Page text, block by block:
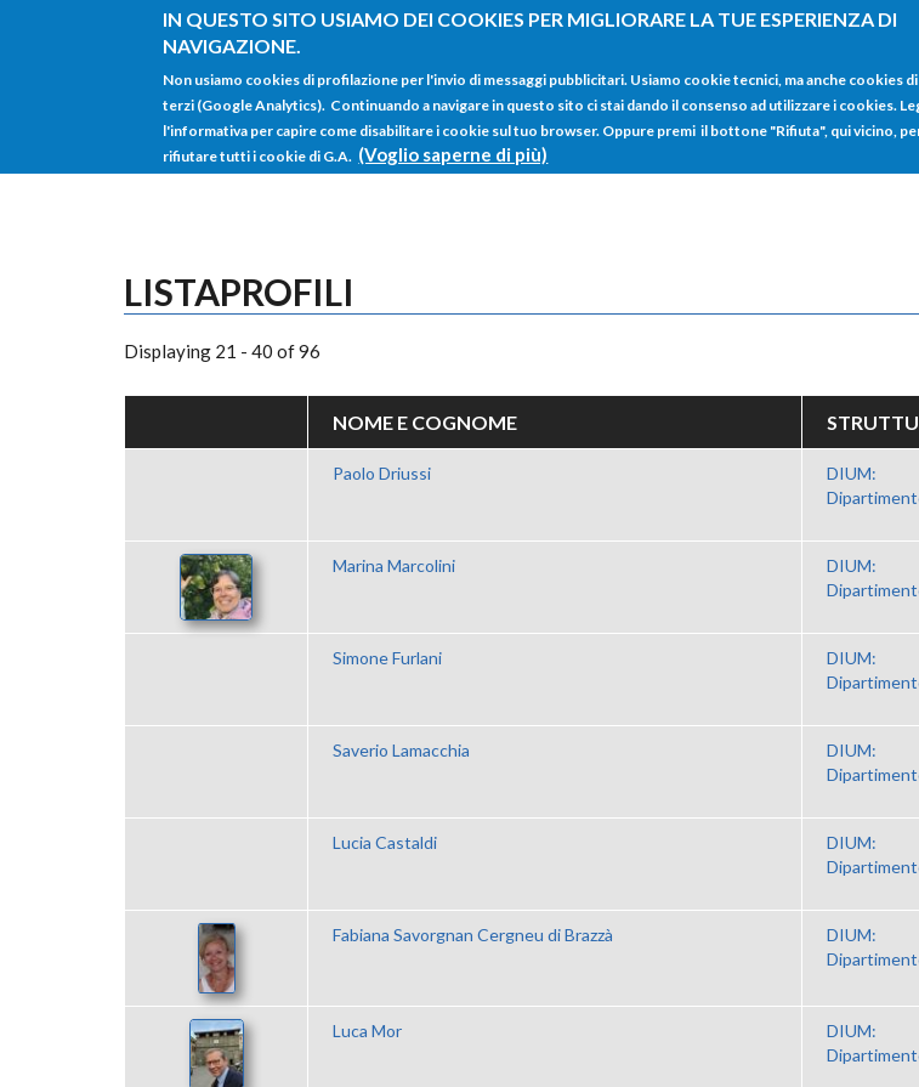
IN QUESTO SITO USIAMO DEI COOKIES PER MIGLIORARE LA TUE ESPERIENZA DI
NAVIGAZIONE.
Non usiamo cookies di profilazione per l'invio di messaggi pubblicitari. Usiamo cookie tecnici, ma anche cookies di
terzi (Google Analytics). Continuando a navigare in questo sito ci stai dando il consenso ad utilizzare i cookies.
l'informativa per capire come disabilitare i cookie sul tuo browser. Oppure premi il bottone "Rifiuta", qui vicino,
rifiutare tutti i cookie di G.A. (Voglio saperne di più)
Salta al contenuto principale
LISTAPROFILI
Displaying 21 - 40 of 96
NOME E COGNOME
Paolo Driussi
DIUM:
Marina Marcolini
DIUM:
Simone Furlani
DIUM:
Saverio Lamacchia
DIUM:
Lucia Castaldi
DIUM:
Fabiana Savorgnan Cergneu di Brazzà
DIUM:
Luca Mor
DIUM: